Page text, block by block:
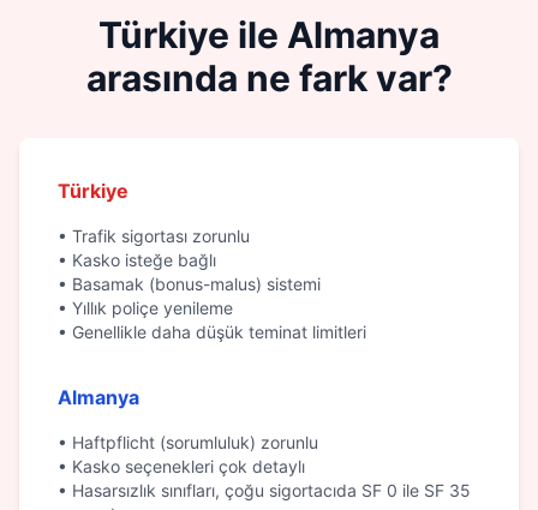
Türkiye ile Almanya
arasında ne fark var?
Türkiye
• Trafik sigortası zorunlu
• Kasko isteğe bağlı
• Basamak (bonus-malus) sistemi
• Yıllık poliçe yenileme
• Genellikle daha düşük teminat limitleri
Almanya
• Haftpflicht (sorumluluk) zorunlu
• Kasko seçenekleri çok detaylı
• Hasarsızlık sınıfları, çoğu sigortacıda SF 0 ile SF 35